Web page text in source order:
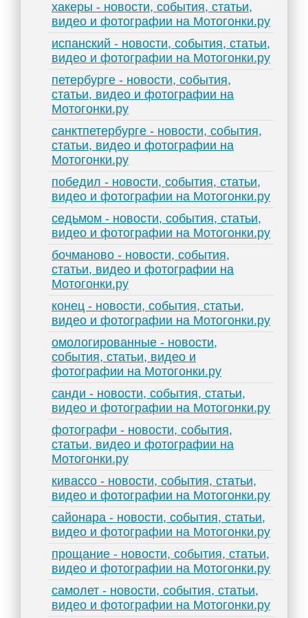
хакеры - новости, события, статьи,
видео и фотографии на Мотогонки.ру
испанский - новости, события, статьи,
видео и фотографии на Мотогонки.ру
петербурге - новости, события,
статьи, видео и фотографии на
Мотогонки.ру
санктпетербурге - новости, события,
статьи, видео и фотографии на
Мотогонки.ру
победил - новости, события, статьи,
видео и фотографии на Мотогонки.ру
седьмом - новости, события, статьи,
видео и фотографии на Мотогонки.ру
бочманово - новости, события,
статьи, видео и фотографии на
Мотогонки.ру
конец - новости, события, статьи,
видео и фотографии на Мотогонки.ру
омологированные - новости,
события, статьи, видео и
фотографии на Мотогонки.ру
санди - новости, события, статьи,
видео и фотографии на Мотогонки.ру
фотографи - новости, события,
статьи, видео и фотографии на
Мотогонки.ру
кивассо - новости, события, статьи,
видео и фотографии на Мотогонки.ру
сайонара - новости, события, статьи,
видео и фотографии на Мотогонки.ру
прощание - новости, события, статьи,
видео и фотографии на Мотогонки.ру
самолет - новости, события, статьи,
видео и фотографии на Мотогонки.ру